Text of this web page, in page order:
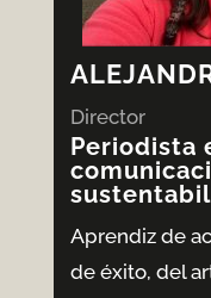
Director
Periodista
Aprendiz de
de éxito, del